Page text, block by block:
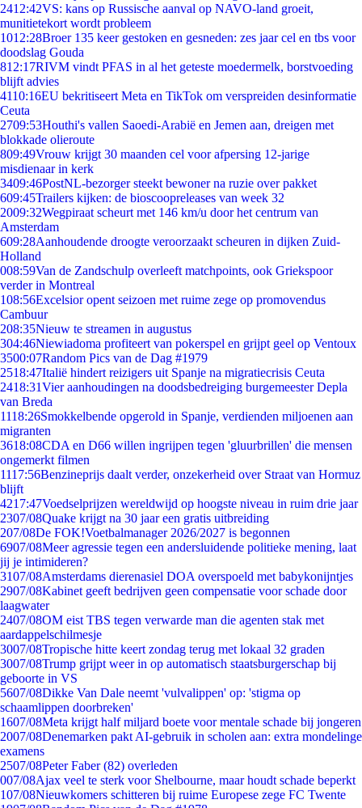
2412:42VS: kans op Russische aanval op NAVO-land groeit,
munitietekort wordt probleem
1012:28Broer 135 keer gestoken en gesneden: zes jaar cel en tbs voor
doodslag Gouda
812:17RIVM vindt PFAS in al het geteste moedermelk, borstvoeding
blijft advies
4110:16EU bekritiseert Meta en TikTok om verspreiden desinformatie
Ceuta
2709:53Houthi's vallen Saoedi-Arabië en Jemen aan, dreigen met
blokkade olieroute
809:49Vrouw krijgt 30 maanden cel voor afpersing 12-jarige
misdienaar in kerk
3409:46PostNL-bezorger steekt bewoner na ruzie over pakket
609:45Trailers kijken: de bioscoopreleases van week 32
2009:32Wegpiraat scheurt met 146 km/u door het centrum van
Amsterdam
609:28Aanhoudende droogte veroorzaakt scheuren in dijken Zuid-
Holland
008:59Van de Zandschulp overleeft matchpoints, ook Griekspoor
verder in Montreal
108:56Excelsior opent seizoen met ruime zege op promovendus
Cambuur
208:35Nieuw te streamen in augustus
304:46Niewiadoma profiteert van pokerspel en grijpt geel op Ventoux
3500:07Random Pics van de Dag #1979
2518:47Italië hindert reizigers uit Spanje na migratiecrisis Ceuta
2418:31Vier aanhoudingen na doodsbedreiging burgemeester Depla
van Breda
1118:26Smokkelbende opgerold in Spanje, verdienden miljoenen aan
migranten
3618:08CDA en D66 willen ingrijpen tegen 'gluurbrillen' die mensen
ongemerkt filmen
1117:56Benzineprijs daalt verder, onzekerheid over Straat van Hormuz
blijft
4217:47Voedselprijzen wereldwijd op hoogste niveau in ruim drie jaar
2307/08Quake krijgt na 30 jaar een gratis uitbreiding
207/08De FOK!Voetbalmanager 2026/2027 is begonnen
6907/08Meer agressie tegen een andersluidende politieke mening, laat
jij je intimideren?
3107/08Amsterdams dierenasiel DOA overspoeld met babykonijntjes
2907/08Kabinet geeft bedrijven geen compensatie voor schade door
laagwater
2407/08OM eist TBS tegen verwarde man die agenten stak met
aardappelschilmesje
3007/08Tropische hitte keert zondag terug met lokaal 32 graden
3007/08Trump grijpt weer in op automatisch staatsburgerschap bij
geboorte in VS
5607/08Dikke Van Dale neemt 'vulvalippen' op: 'stigma op
schaamlippen doorbreken'
1607/08Meta krijgt half miljard boete voor mentale schade bij jongeren
2007/08Denemarken pakt AI-gebruik in scholen aan: extra mondelinge
examens
2507/08Peter Faber (82) overleden
007/08Ajax veel te sterk voor Shelbourne, maar houdt schade beperkt
107/08Nieuwkomers schitteren bij ruime Europese zege FC Twente